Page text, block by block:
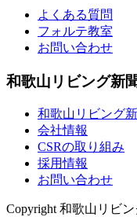
よくある質問
フォルテ教室
お問い合わせ
和歌山リビング新
和歌山リビング
会社情報
CSRの取り組み
採用情報
お問い合わせ
Copyright 和歌山リビ